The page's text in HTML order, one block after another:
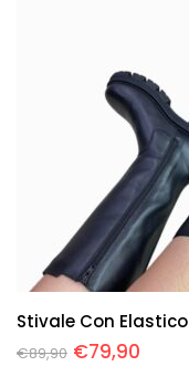
Stivale Con Elastico
€89,90 €79,90